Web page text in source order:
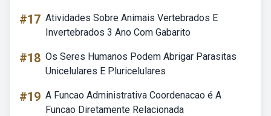
#17 Atividades Sobre Animais Vertebrados E
Invertebrados 3 Ano Com Gabarito
#18 Os Seres Humanos Podem Abrigar Parasitas
Unicelulares E Pluricelulares
#19 A Funcao Administrativa Coordenacao é A
Funcao Diretamente Relacionada